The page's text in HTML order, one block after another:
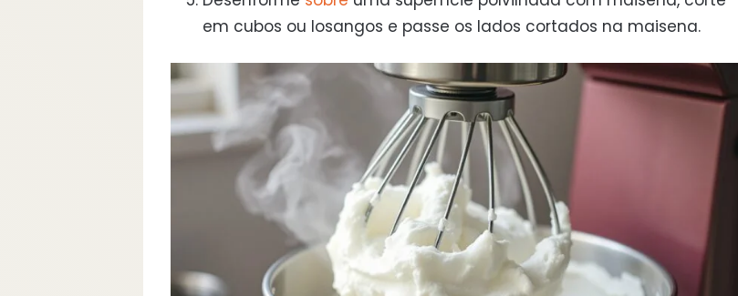
em cubos ou losangos e passe os lados cortados na maisena.